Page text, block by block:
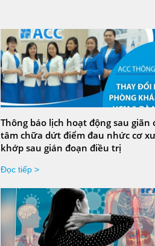
Thông báo lịch hoạt động sau giãn
tâm chữa dứt điểm đau nhức cơ
khớp sau gián đoạn điều trị
Đọc tiếp >